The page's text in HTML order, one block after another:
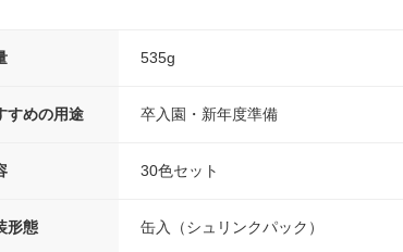
535g
すめの用途 卒入園・新年度準備
30色セット
形態 缶入（シュリンクパック）